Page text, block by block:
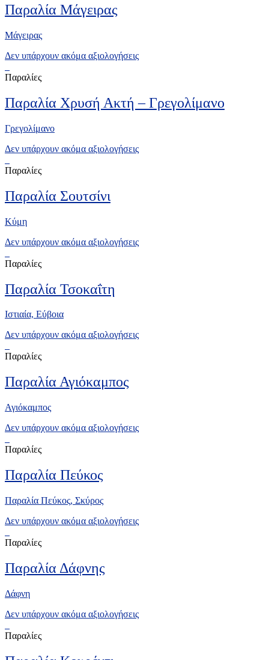
Παραλία Μάγειρας
Μάγειρας
Δεν υπάρχουν ακόμα αξιολογήσεις
Παραλίες
Παραλία Χρυσή Ακτή – Γρεγολίμανο
Γρεγολίμανο
Δεν υπάρχουν ακόμα αξιολογήσεις
Παραλίες
Παραλία Σουτσίνι
Κύμη
Δεν υπάρχουν ακόμα αξιολογήσεις
Παραλίες
Παραλία Τσοκαΐτη
Ιστιαία, Εύβοια
Δεν υπάρχουν ακόμα αξιολογήσεις
Παραλίες
Παραλία Αγιόκαμπος
Αγιόκαμπος
Δεν υπάρχουν ακόμα αξιολογήσεις
Παραλίες
Παραλία Πεύκος
Παραλία Πεύκος, Σκύρος
Δεν υπάρχουν ακόμα αξιολογήσεις
Παραλίες
Παραλία Δάφνης
Δάφνη
Δεν υπάρχουν ακόμα αξιολογήσεις
Παραλίες